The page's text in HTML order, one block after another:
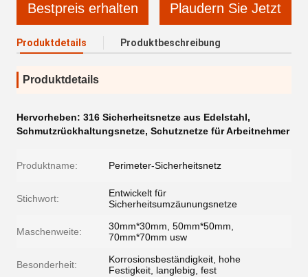
Bestpreis erhalten Plaudern Sie Jetzt
Produktdetails Produktbeschreibung
Produktdetails
Hervorheben: 316 Sicherheitsnetze aus Edelstahl,
Schmutzrückhaltungsnetze, Schutznetze für Arbeitnehmer
Produktname: Perimeter-Sicherheitsnetz
Stichwort:
Entwickelt für
Sicherheitsumzäunungsnetze
Maschenweite:
30mm*30mm, 50mm*50mm,
70mm*70mm usw
Besonderheit:
Korrosionsbeständigkeit, hohe
Festigkeit, langlebig, fest